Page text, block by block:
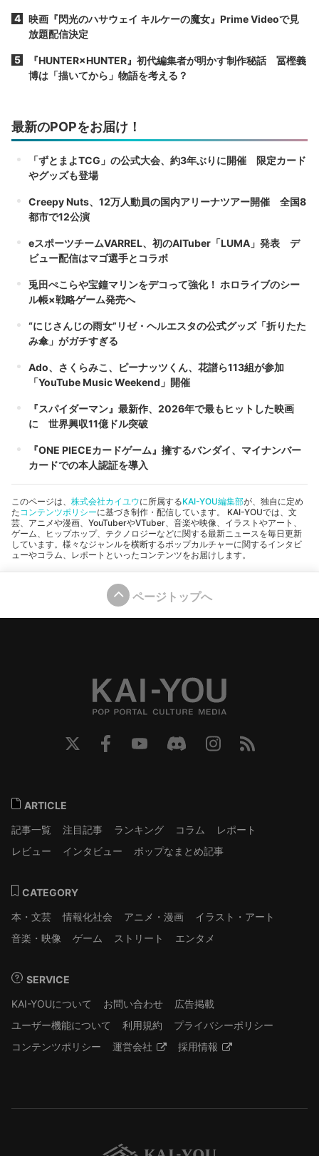
映画『閃光のハサウェイ キルケーの魔女』Prime Videoで見
放題配信決定
『HUNTER×HUNTER』初代編集者が明かす制作秘話 冨樫義
博は「描いてから」物語を考える？
最新のPOPをお届け！
「ずとまよTCG」の公式大会、約3年ぶりに開催 限定カード
やグッズも登場
Creepy Nuts、12万人動員の国内アリーナツアー開催 全国8
都市で12公演
eスポーツチームVARREL、初のAITuber「LUMA」発表 デ
ビュー配信はマゴ選手とコラボ
兎田ぺこらや宝鐘マリンをデコって強化！ ホロライブのシー
ル帳×戦略ゲーム発売へ
“にじさんじの雨女”リゼ・ヘルエスタの公式グッズ「折りたた
み傘」がガチすぎる
Ado、さくらみこ、ピーナッツくん、花譜ら113組が参加
「YouTube Music Weekend」開催
『スパイダーマン』最新作、2026年で最もヒットした映画
に 世界興収11億ドル突破
『ONE PIECEカードゲーム』擁するバンダイ、マイナンバー
カードでの本人認証を導入
このページは、 株式会社カイユウに所属するKAI-YOU編集部が、独自に定め
たコンテンツポリシーに基づき制作・配信しています。 KAI-YOUでは、文
芸、アニメや漫画、YouTuberやVTuber、音楽や映像、イラストやアート、
ゲーム、ヒップホップ、テクノロジーなどに関する最新ニュースを毎日更新
しています。様々なジャンルを横断するポップカルチャーに関するインタビ
ューやコラム、レポートといったコンテンツをお届けします。
ページトップへ
ARTICLE
記事一覧
注目記事 ランキング コラム
レポート
レビュー
インタビュー ポップなまとめ記事
CATEGORY
本・文芸
情報化社会 アニメ・漫画
イラスト・アート
音楽・映像
ゲーム ストリート エンタメ
SERVICE
KAI-YOUについて
お問い合わせ
広告掲載
ユーザー機能について
利用規約
プライバシーポリシー
コンテンツポリシー
運営会社 採用情報